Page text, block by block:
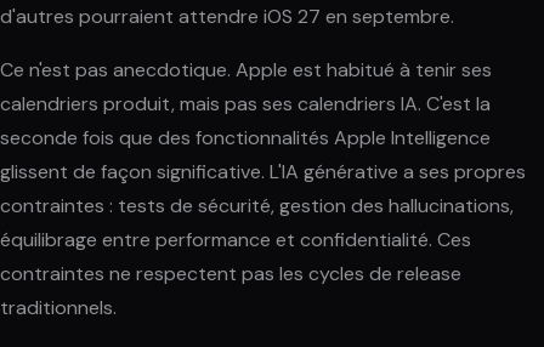
d'autres pourraient attendre iOS 27 en septembre.
Ce n'est pas anecdotique. Apple est habitué à tenir ses
calendriers produit, mais pas ses calendriers IA. C'est la
seconde fois que des fonctionnalités Apple Intelligence
glissent de façon significative. L'IA générative a ses propres
contraintes : tests de sécurité, gestion des hallucinations,
équilibrage entre performance et confidentialité. Ces
contraintes ne respectent pas les cycles de release
traditionnels.